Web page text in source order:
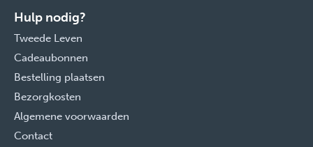
Hulp nodig?
Tweede Leven
Cadeaubonnen
Bestelling plaatsen
Bezorgkosten
Algemene voorwaarden
Contact